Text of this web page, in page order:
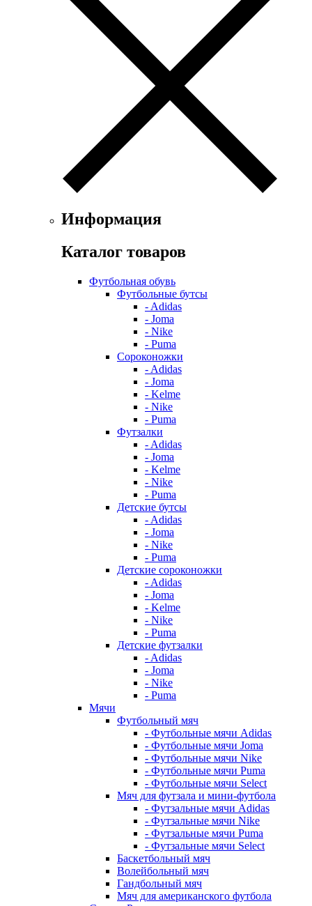
Информация
Каталог товаров
Футбольная обувь
Футбольные бутсы
- Adidas
- Joma
- Nike
- Puma
Сороконожки
- Adidas
- Joma
- Kelme
- Nike
- Puma
Футзалки
- Adidas
- Joma
- Kelme
- Nike
- Puma
Детские бутсы
- Adidas
- Joma
- Nike
- Puma
Детские сороконожки
- Adidas
- Joma
- Kelme
- Nike
- Puma
Детские футзалки
- Adidas
- Joma
- Nike
- Puma
Мячи
Футбольный мяч
- Футбольные мячи Adidas
- Футбольные мячи Joma
- Футбольные мячи Nike
- Футбольные мячи Puma
- Футбольные мячи Select
Мяч для футзала и мини-футбола
- Футзальные мячи Adidas
- Футзальные мячи Nike
- Футзальные мячи Puma
- Футзальные мячи Select
Баскетбольный мяч
Волейбольный мяч
Гандбольный мяч
Мяч для американского футбола